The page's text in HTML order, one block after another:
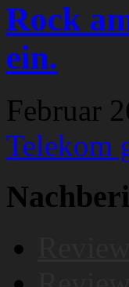
Rock
ein.
Februar
Telekom